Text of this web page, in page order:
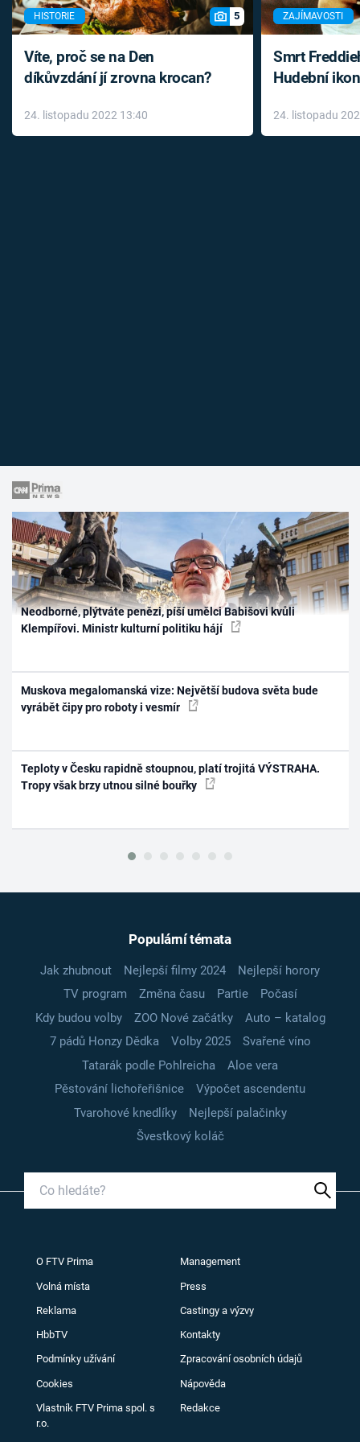
HISTORIE 5
Víte, proč se na Den
díkůvzdání jí zrovna krocan?
24. listopadu 2022 13:40
ZAJÍMAVOSTI
Smrt
Hudební
léky
24. listopadu
Neodborné, plýtváte penězi, píší umělci Babišovi kvůli
Klempířovi. Ministr kulturní politiku hájí
Muskova megalomanská vize: Největší budova světa bude
vyrábět čipy pro roboty i vesmír
Teploty v Česku rapidně stoupnou, platí trojitá VÝSTRAHA.
Tropy však brzy utnou silné bouřky
Populární témata
Jak zhubnout Nejlepší filmy 2024
Nejlepší horory
TV program
Změna času Partie
Počasí
Kdy budou volby
ZOO Nové začátky
Auto – katalog
7 pádů Honzy Dědka
Volby 2025
Svařené víno
Tatarák podle Pohlreicha
Aloe vera
Pěstování lichořeřišnice
Výpočet ascendentu
Tvarohové knedlíky
Nejlepší palačinky
Švestkový koláč
O FTV Prima Management
Volná místa Press
Reklama Castingy a výzvy
HbbTV Kontakty
Podmínky užívání Zpracování osobních údajů
Cookies Nápověda
Vlastník FTV Prima spol. s
r.o.
Redakce